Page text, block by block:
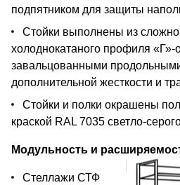
подпятником для защиты
Стойки выполнены из
холоднокатаного профиля
завальцованными
дополнительной жесткости и
Стойки и полки окрашены
краской RAL 7035 светло-
Модульность и
Стеллажи СТФ